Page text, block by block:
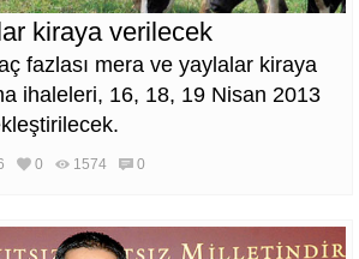
kiraya verilecek
fazlası mera ve yaylalar kiraya
ihaleleri, 16, 18, 19 Nisan 2013
0 1574 0